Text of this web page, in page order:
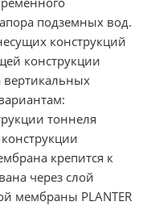
подземных вод.
конструкций
конструкции
вертикальных
тоннеля
крепится к
через слой
мембраны PLANTER